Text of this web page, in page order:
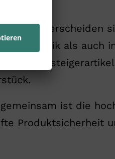
unterscheiden
als auch
ist die
Produktsicherheit